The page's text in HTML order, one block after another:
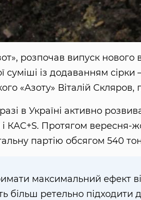
розпочав випуск
суміші із додаванням
«Азоту» Віталій Скляров,
в Україні активно
і КАС+S. Протягом
партію обсягом 540
максимальний ефект
більш ретельно підходити